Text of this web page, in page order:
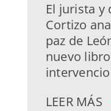
El jurista y
Cortizo
paz de
nuevo
LEER MÁS